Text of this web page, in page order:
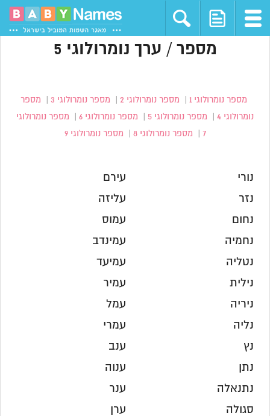
מספר / ערך נומרולוגי 5
מספר נומרולוגי 1 מספר נומרולוגי 2 מספר נומרולוגי 3 מספר
נומרולוגי 4 מספר נומרולוגי 5 מספר נומרולוגי 6 מספר נומרולוגי
7 מספר נומרולוגי 8 מספר נומרולוגי 9
נורי
נזר
נחום
נחמיה
נטליה
נילית
ניריה
נליה
נץ
נתן
נתנאלה
סגולה
עירם
עליזה
עמוס
עמינדב
עמיעד
עמיר
עמל
עמרי
ענב
ענוה
ענר
ערן